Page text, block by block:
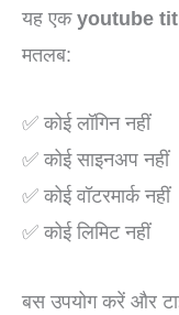
यह एकyoutube
मतलब:
✅ कोई लॉगिन नहीं
✅ कोई साइनअप नहीं
✅ कोई वॉटरमार्क नहीं
✅ कोई लिमिट नहीं
बस उपयोग करें और